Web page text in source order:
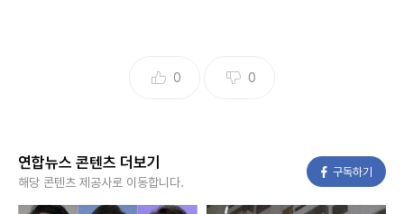
0 0
연합뉴스 콘텐츠 더보기
해당 콘텐츠 제공사로 이동합니다.
구독하기